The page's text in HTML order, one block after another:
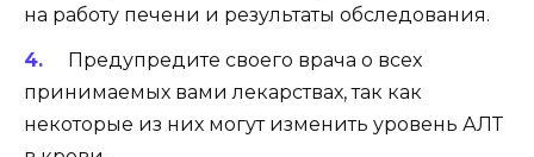
на работу печени и результаты обследования.
Предупредите своего врача о всех
принимаемых вами лекарствах, так как
некоторые из них могут изменить уровень АЛТ